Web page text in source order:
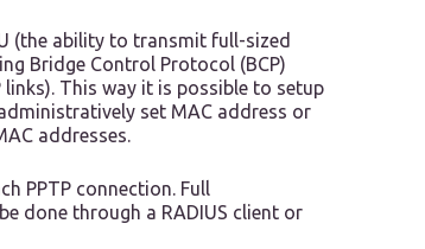
(the ability to transmit full-sized
Bridge Control Protocol (BCP)
This way it is possible to setup
set MAC address or
addresses.
PPTP connection. Full
done through a RADIUS client or